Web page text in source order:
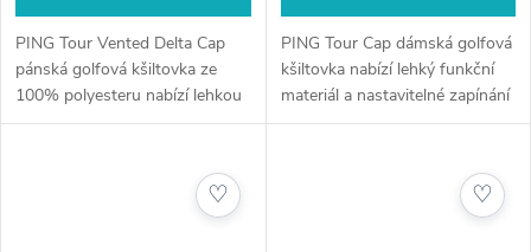
PING Tour Vented Delta Cap
pánská golfová kšiltovka ze
100% polyesteru nabízí lehkou
Delta konstrukci bez
PING Tour Cap dámská golfová
kšiltovka nabízí lehký funkční
materiál a nastavitelné zapínání
pro maximální komfort během
turnajový vzhled podtrhují...
♡ ♡